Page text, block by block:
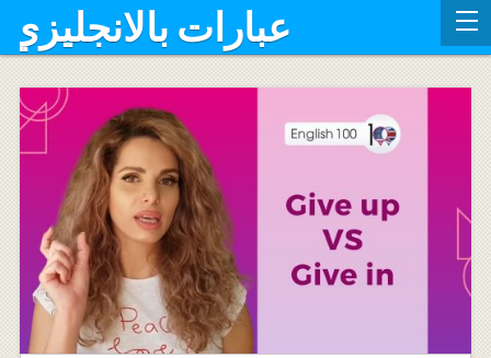
عبارات بالانجليزي